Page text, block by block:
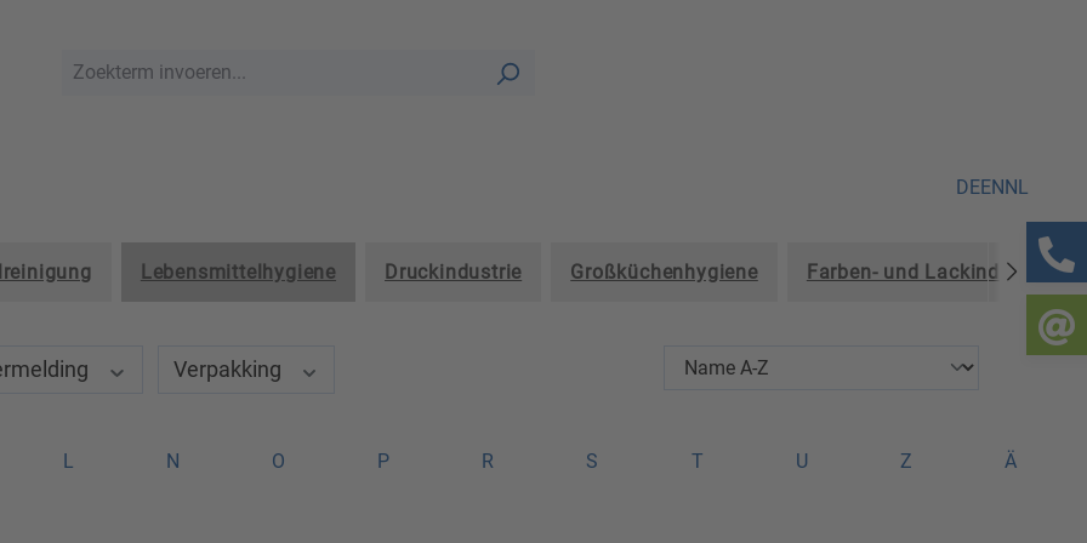
DEENNL
Lebensmittelhygiene Druckindustrie Großküchenhygiene Farben- und Lackindustrie
Verpakking
L N O P R S T U Z Ä